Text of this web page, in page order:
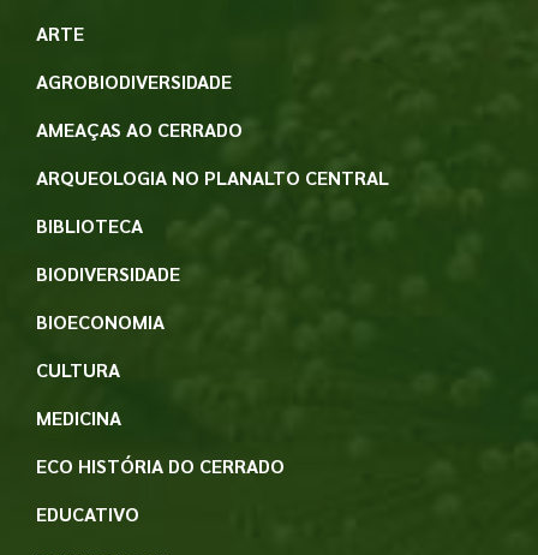
ARTE
AGROBIODIVERSIDADE
AMEAÇAS AO CERRADO
ARQUEOLOGIA NO PLANALTO CENTRAL
BIBLIOTECA
BIODIVERSIDADE
BIOECONOMIA
CULTURA
MEDICINA
ECO HISTÓRIA DO CERRADO
EDUCATIVO